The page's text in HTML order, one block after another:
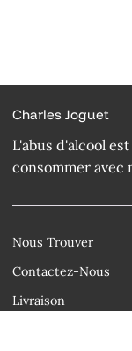
Charles Joguet
L'abus d'alcool
consommer avec
Nous Trouver
Contactez-Nous
Livraison